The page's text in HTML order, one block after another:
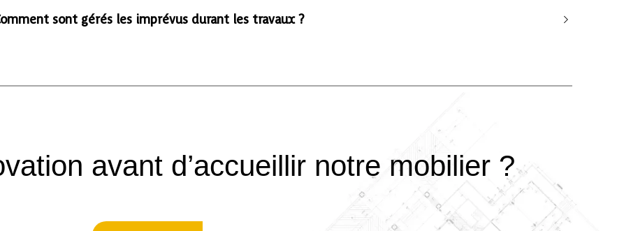
sont gérés les imprévus durant les travaux ?
avant d’accueillir notre mobilier ?